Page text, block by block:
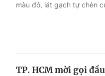
màu đỏ, lát gạch tự chèn
TP. HCM mời gọi